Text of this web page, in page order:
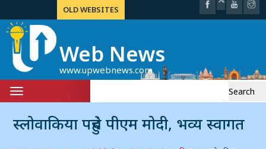
OLD WEBSITES
Web News
www.upwebnews.com
Toggle
navigation
स्लोवाकिया पहुंचे पीएम मोदी, भव्य स्वागत